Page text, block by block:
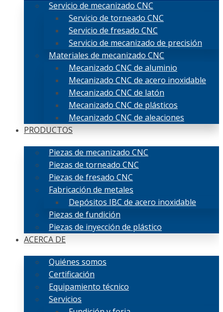
Servicio de mecanizado CNC
Servicio de torneado CNC
Servicio de fresado CNC
Servicio de mecanizado de precisión
Materiales de mecanizado CNC
Mecanizado CNC de aluminio
Mecanizado CNC de acero inoxidable
Mecanizado CNC de latón
Mecanizado CNC de plásticos
Mecanizado CNC de aleaciones
PRODUCTOS
Piezas de mecanizado CNC
Piezas de torneado CNC
Piezas de fresado CNC
Fabricación de metales
Depósitos IBC de acero inoxidable
Piezas de fundición
Piezas de inyección de plástico
ACERCA DE
Quiénes somos
Certificación
Equipamiento técnico
Servicios